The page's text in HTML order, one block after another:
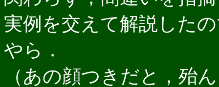
実例を交えて解説した
やら．
（あの顔つきだと，殆